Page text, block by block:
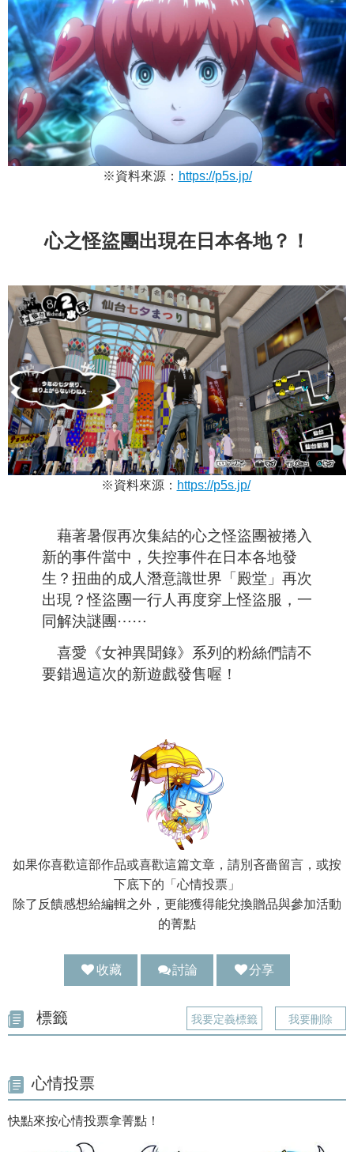
※資料來源： https://p5s.jp/
心之怪盜團出現在日本各地？！
※資料來源： https://p5s.jp/
藉著暑假再次集結的心之怪盜團被捲入
新的事件當中，失控事件在日本各地發
生？扭曲的成人潛意識世界「殿堂」再次
出現？怪盜團一行人再度穿上怪盜服，一
同解決謎團⋯⋯
喜愛《女神異聞錄》系列的粉絲們請不
要錯過這次的新遊戲發售喔！
如果你喜歡這部作品或喜歡這篇文章，請別吝嗇留言，或按
下底下的「心情投票」
除了反饋感想給編輯之外，更能獲得能兌換贈品與參加活動
的菁點
收藏 討論 分享 :
分享
標籤 我要定義標籤 我要刪除
心情投票
快點來按心情投票拿菁點！